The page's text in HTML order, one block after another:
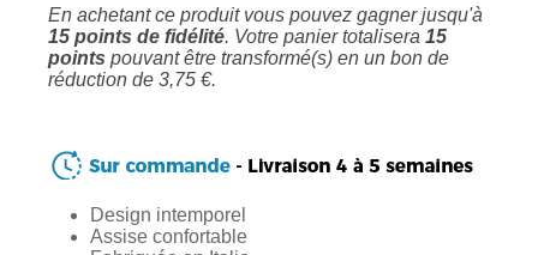
Design intemporel
Assise confortable
En achetant ce produit vous pouvez gagner jusqu'à
15 points de fidélité. Votre panier totalisera 15
points pouvant être transformé(s) en un bon de
réduction de 3,75 €.